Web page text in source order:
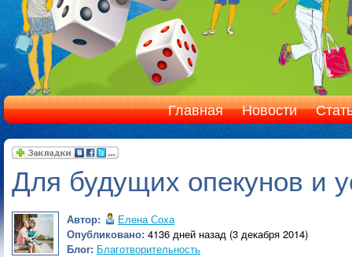
Главная Новости
Для будущих опекунов и
Автор:
Елена Соха
Опубликовано: 4136 дней назад (3 декабря 2014)
Блог: Благотворительность